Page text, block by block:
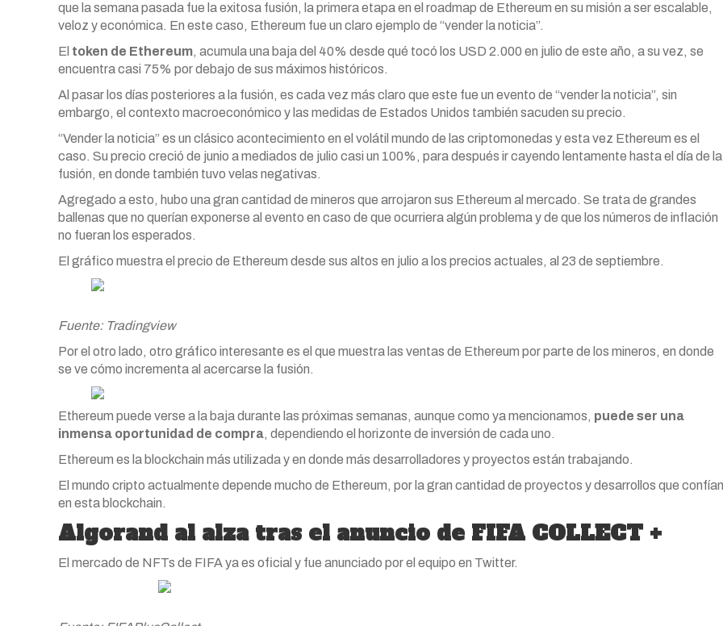
que la semana pasada fue la exitosa fusión, la primera etapa en el roadmap de Ethereum en su misión a ser escalable,
veloz y económica. En este caso, Ethereum fue un claro ejemplo de “vender la noticia”.
El token de Ethereum, acumula una baja del 40% desde qué tocó los USD 2.000 en julio de este año, a su vez, se
encuentra casi 75% por debajo de sus máximos históricos.
Al pasar los días posteriores a la fusión, es cada vez más claro que este fue un evento de “vender la noticia”, sin
embargo, el contexto macroeconómico y las medidas de Estados Unidos también sacuden su precio.
“Vender la noticia” es un clásico acontecimiento en el volátil mundo de las criptomonedas y esta vez Ethereum es el
caso. Su precio creció de junio a mediados de julio casi un 100%, para después ir cayendo lentamente hasta el día de la
fusión, en donde también tuvo velas negativas.
Agregado a esto, hubo una gran cantidad de mineros que arrojaron sus Ethereum al mercado. Se trata de grandes
ballenas que no querían exponerse al evento en caso de que ocurriera algún problema y de que los números de inflación
no fueran los esperados.
El gráfico muestra el precio de Ethereum desde sus altos en julio a los precios actuales, al 23 de septiembre.
Fuente: Tradingview
Por el otro lado, otro gráfico interesante es el que muestra las ventas de Ethereum por parte de los mineros, en donde
se ve cómo incrementa al acercarse la fusión.
Ethereum puede verse a la baja durante las próximas semanas, aunque como ya mencionamos, puede ser una
inmensa oportunidad de compra, dependiendo el horizonte de inversión de cada uno.
Ethereum es la blockchain más utilizada y en donde más desarrolladores y proyectos están trabajando.
El mundo cripto actualmente depende mucho de Ethereum, por la gran cantidad de proyectos y desarrollos que confían
en esta blockchain.
Algorand al alza tras el anuncio de FIFA COLLECT +
El mercado de NFTs de FIFA ya es oficial y fue anunciado por el equipo en Twitter.